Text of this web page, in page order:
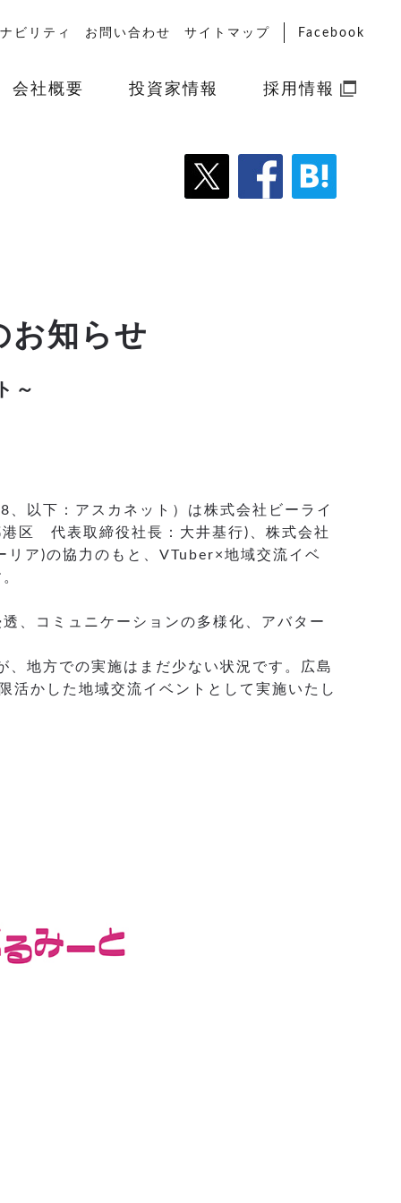
ビリティ お問い合わせ サイトマップ Facebook
会社概要 投資家情報 採用情報
お知らせ
～
以下：アスカネット）は株式会社ビーライ
区 代表取締役社長：大井基行)、株式会社
ア)の協力のもと、VTuber×地域交流イベ
。
、コミュニケーションの多様化、アバター
地方での実施はまだ少ない状況です。広島
活かした地域交流イベントとして実施いたし